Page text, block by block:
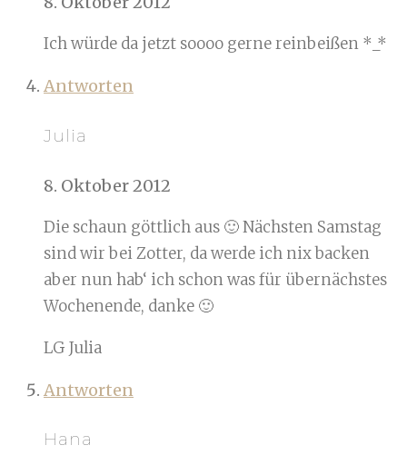
Ich würde da jetzt soooo gerne reinbeißen *_*
Antworten
Julia
8. Oktober 2012
Die schaun göttlich aus 🙂 Nächsten Samstag
sind wir bei Zotter, da werde ich nix backen
aber nun hab‘ ich schon was für übernächstes
Wochenende, danke 🙂
LG Julia
Antworten
Hana